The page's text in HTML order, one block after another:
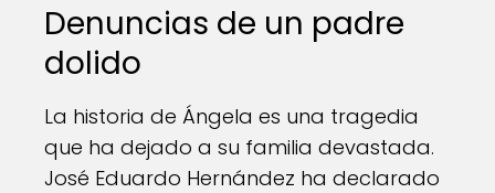
Denuncias de un padre
dolido
La historia de Ángela es una tragedia
que ha dejado a su familia devastada.
José Eduardo Hernández ha declarado